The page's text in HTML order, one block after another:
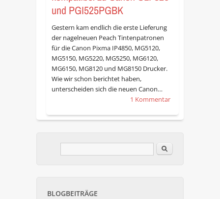
und PGI525PGBK
Gestern kam endlich die erste Lieferung
der nagelneuen Peach Tintenpatronen
für die Canon Pixma IP4850, MG5120,
MG5150, MG5220, MG5250, MG6120,
MG6150, MG8120 und MG8150 Drucker.
Wie wir schon berichtet haben,
unterscheiden sich die neuen Canon…
1 Kommentar
Suchformular Im Blog suchen
BLOGBEITRÄGE